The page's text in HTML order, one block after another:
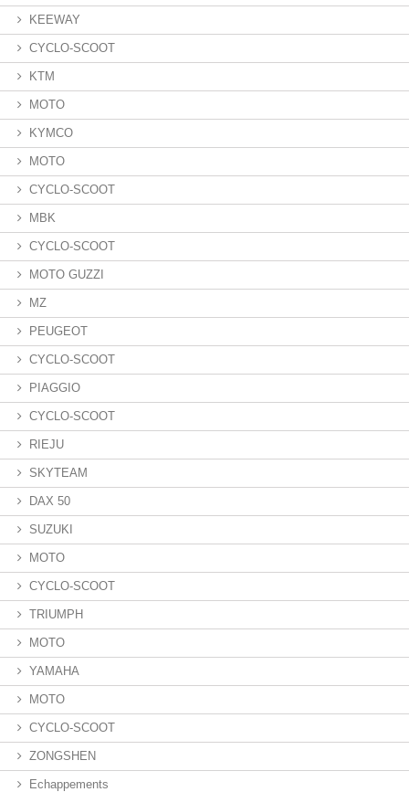
KEEWAY
CYCLO-SCOOT
KTM
MOTO
KYMCO
MOTO
CYCLO-SCOOT
MBK
CYCLO-SCOOT
MOTO GUZZI
MZ
PEUGEOT
CYCLO-SCOOT
PIAGGIO
CYCLO-SCOOT
RIEJU
SKYTEAM
DAX 50
SUZUKI
MOTO
CYCLO-SCOOT
TRIUMPH
MOTO
YAMAHA
MOTO
CYCLO-SCOOT
ZONGSHEN
Echappements